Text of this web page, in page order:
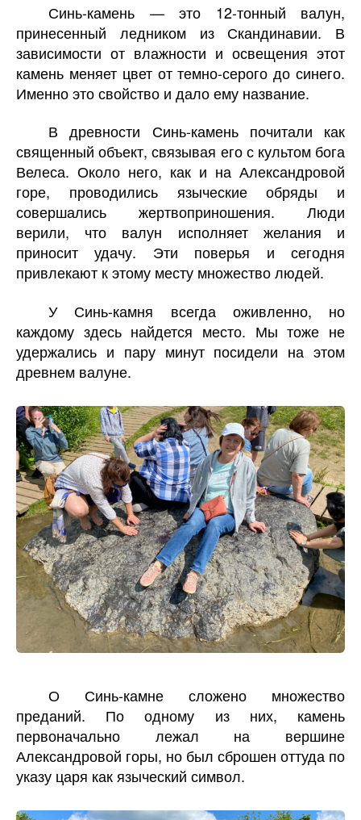
Синь-камень — это 12-тонный валун,
принесенный ледником из Скандинавии. В
зависимости от влажности и освещения этот
камень меняет цвет от темно-серого до синего.
Именно это свойство и дало ему название.
В древности Синь-камень почитали как
священный объект, связывая его с культом бога
Велеса. Около него, как и на Александровой
горе, проводились языческие обряды и
совершались жертвоприношения. Люди
верили, что валун исполняет желания и
приносит удачу. Эти поверья и сегодня
привлекают к этому месту множество людей.
У Синь-камня всегда оживленно, но
каждому здесь найдется место. Мы тоже не
удержались и пару минут посидели на этом
древнем валуне.
О Синь-камне сложено множество
преданий. По одному из них, камень
первоначально лежал на вершине
Александровой горы, но был сброшен оттуда по
указу царя как языческий символ.